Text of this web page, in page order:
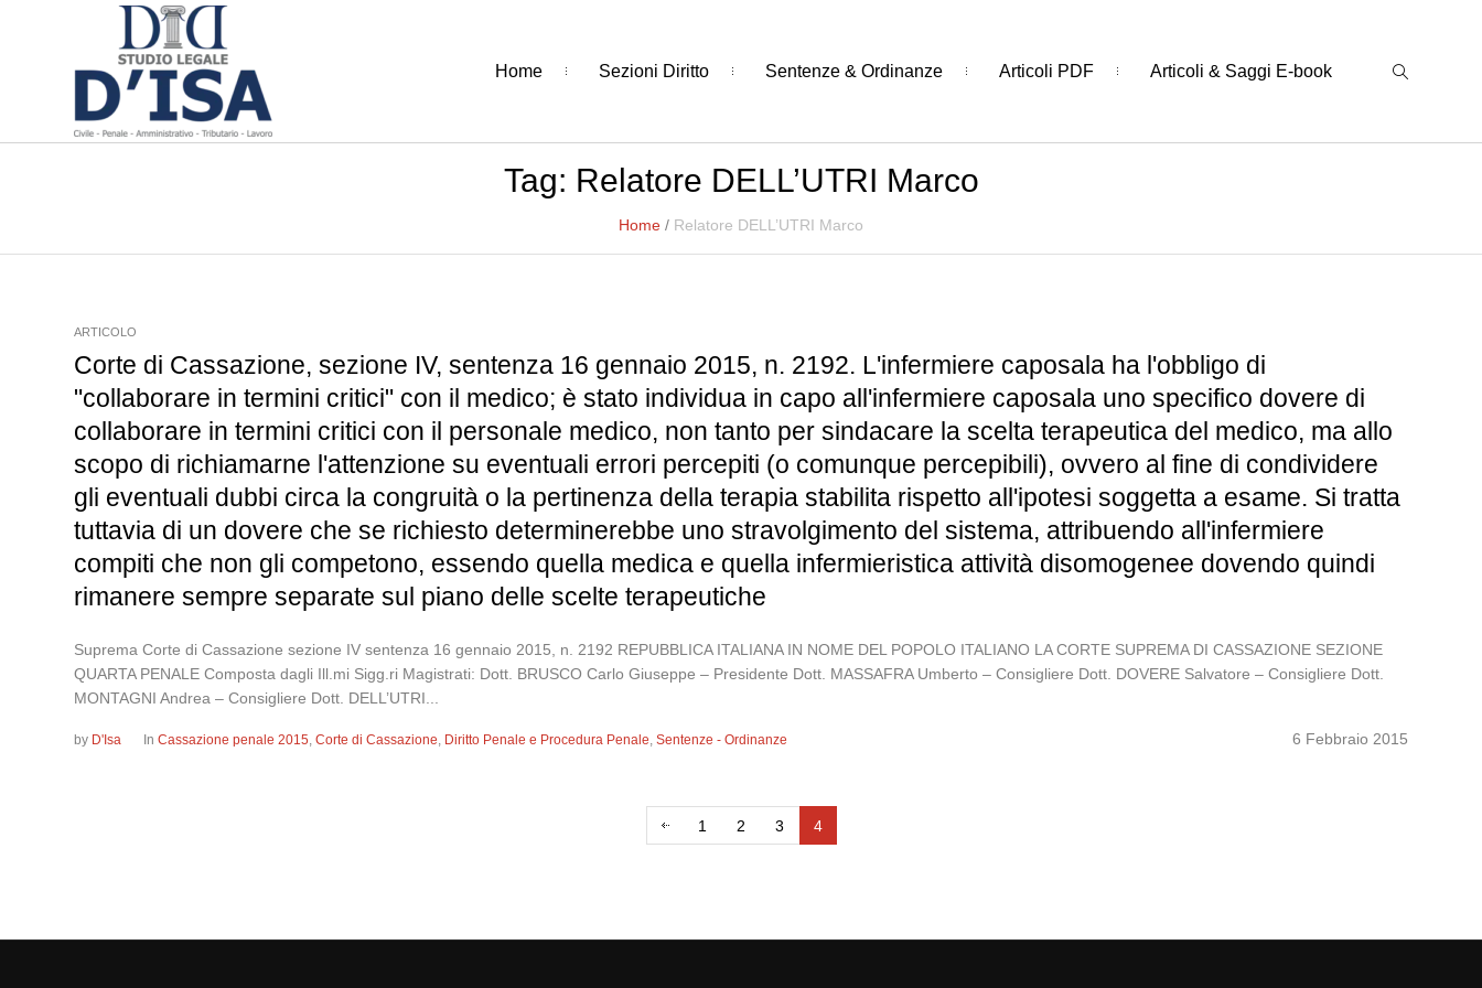
Home Sezioni Diritto Sentenze & Ordinanze Articoli PDF Articoli & Saggi E-book
Tag: Relatore DELL’UTRI Marco
Home / Relatore DELL’UTRI Marco
ARTICOLO
Corte di Cassazione, sezione IV, sentenza 16 gennaio 2015, n. 2192. L'infermiere caposala ha l'obbligo di
"collaborare in termini critici" con il medico; è stato individua in capo all'infermiere caposala uno specifico dovere di
collaborare in termini critici con il personale medico, non tanto per sindacare la scelta terapeutica del medico, ma allo
scopo di richiamarne l'attenzione su eventuali errori percepiti (o comunque percepibili), ovvero al fine di condividere
gli eventuali dubbi circa la congruità o la pertinenza della terapia stabilita rispetto all'ipotesi soggetta a esame. Si tratta
tuttavia di un dovere che se richiesto determinerebbe uno stravolgimento del sistema, attribuendo all'infermiere
compiti che non gli competono, essendo quella medica e quella infermieristica attività disomogenee dovendo quindi
rimanere sempre separate sul piano delle scelte terapeutiche
Suprema Corte di Cassazione sezione IV sentenza 16 gennaio 2015, n. 2192 REPUBBLICA ITALIANA IN NOME DEL POPOLO ITALIANO LA CORTE SUPREMA DI CASSAZIONE SEZIONE
QUARTA PENALE Composta dagli Ill.mi Sigg.ri Magistrati: Dott. BRUSCO Carlo Giuseppe – Presidente Dott. MASSAFRA Umberto – Consigliere Dott. DOVERE Salvatore – Consigliere Dott.
MONTAGNI Andrea – Consigliere Dott. DELL’UTRI...
6 Febbraio 2015
by D'Isa InCassazione penale 2015,Corte di Cassazione, Diritto Penale e Procedura Penale,Sentenze - Ordinanze
1 2 3 4